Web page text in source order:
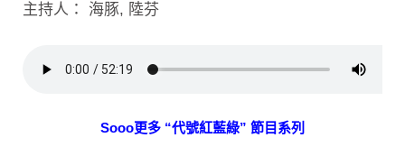
主持人： 海豚, 陸芬
Sooo更多 “代號紅藍綠” 節目系列